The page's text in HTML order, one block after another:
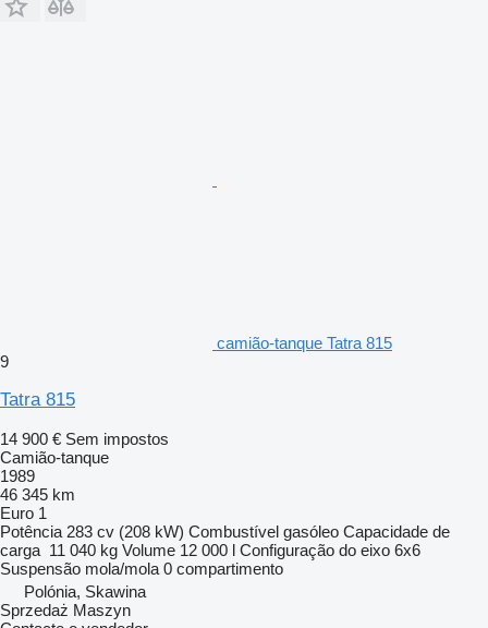
camião-tanque Tatra 815
9
Tatra 815
14 900 € Sem impostos
Camião-tanque
1989
46 345 km
Euro 1
Potência 283 cv (208 kW) Combustível gasóleo Capacidade de
carga 11 040 kg Volume 12 000 l Configuração do eixo 6x6
Suspensão mola/mola 0 compartimento
Polónia, Skawina
Sprzedaż Maszyn